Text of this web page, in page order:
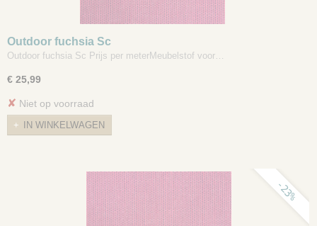
Outdoor fuchsia Sc
Outdoor fuchsia Sc Prijs per meterMeubelstof voor…
€ 25,99
✘ Niet op voorraad
IN WINKELWAGEN
-23%